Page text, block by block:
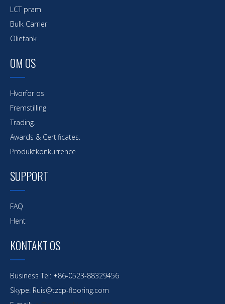
LCT pram
Bulk Carrier
Olietank
OM OS
Hvorfor os
Fremstilling
Trading.
Awards & Certificates.
Produktkonkurrence
SUPPORT
FAQ
Hent
KONTAKT OS
Business Tel: +86-0523-88329456
Skype: Ruis@tzcp-flooring.com